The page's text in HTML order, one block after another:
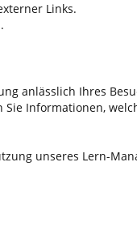
Links.
anlässlich Ihres
Informationen,
unseres Lern-